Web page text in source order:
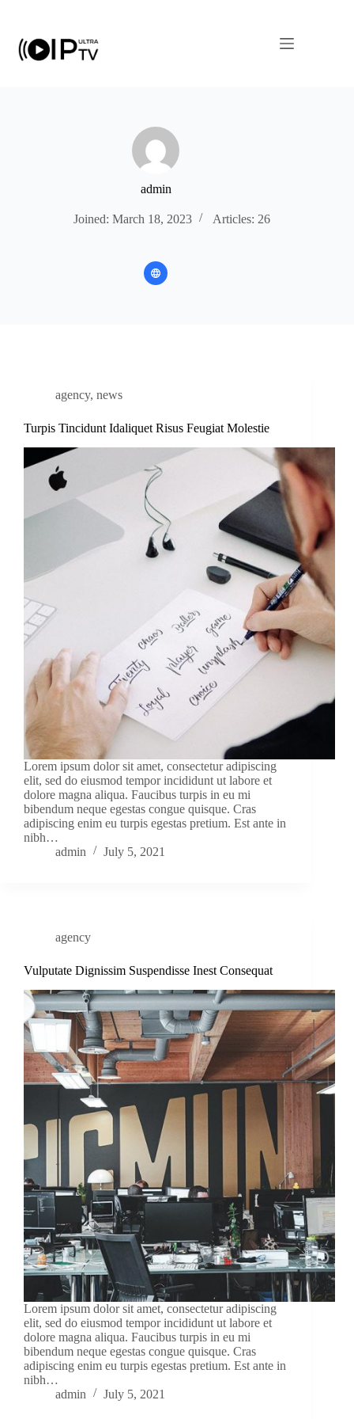
admin
Joined: March 18, 2023 Articles: 26
agency, news
Turpis Tincidunt Idaliquet Risus Feugiat Molestie
Lorem ipsum dolor sit amet, consectetur adipiscing
elit, sed do eiusmod tempor incididunt ut labore et
dolore magna aliqua. Faucibus turpis in eu mi
bibendum neque egestas congue quisque. Cras
adipiscing enim eu turpis egestas pretium. Est ante in
nibh…
admin
July 5, 2021
agency
Vulputate Dignissim Suspendisse Inest Consequat
Lorem ipsum dolor sit amet, consectetur adipiscing
elit, sed do eiusmod tempor incididunt ut labore et
dolore magna aliqua. Faucibus turpis in eu mi
bibendum neque egestas congue quisque. Cras
adipiscing enim eu turpis egestas pretium. Est ante in
nibh…
admin
July 5, 2021